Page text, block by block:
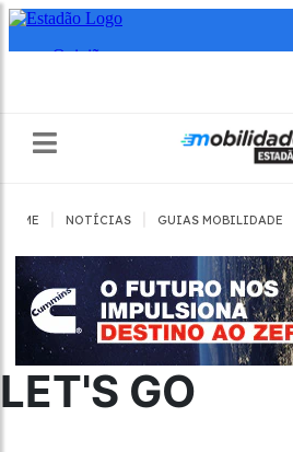
HOME NOTÍCIAS GUIAS MOBILIDADE
LET'S GO